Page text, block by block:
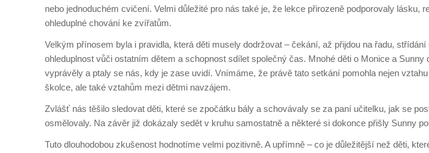
nebo jednoduchém cvičení. Velmi důležité pro nás také je, že lekce přirozeně podporovaly lásku,
ohleduplné chování ke zvířatům.
Velkým přínosem byla i pravidla, která děti musely dodržovat – čekání, až přijdou na řadu, střídání
ohleduplnost vůči ostatním dětem a schopnost sdílet společný čas. Mnohé děti o Monice a Sunny
vyprávěly a ptaly se nás, kdy je zase uvidí. Vnímáme, že právě tato setkání pomohla nejen
školce, ale také vztahům mezi dětmi navzájem.
Zvlášť nás těšilo sledovat děti, které se zpočátku bály a schovávaly se za paní učitelku, jak se
osmělovaly. Na závěr již dokázaly sedět v kruhu samostatně a některé si dokonce přišly Sunny
Tuto dlouhodobou zkušenost hodnotíme velmi pozitivně. A upřímně – co je důležitější než děti,